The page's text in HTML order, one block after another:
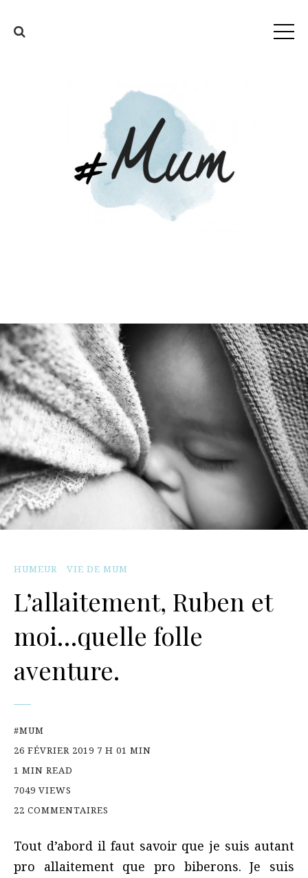
HUMEUR VIE DE MUM
L’allaitement, Ruben et
moi…quelle folle
aventure.
#MUM
26 FÉVRIER 2019 7 H 01 MIN
1 MIN READ
7049 VIEWS
22 COMMENTAIRES
Tout d’abord il faut savoir que je suis autant
pro allaitement que pro biberons. Je suis